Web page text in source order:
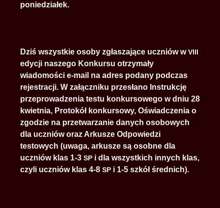
poniedziałek.
Dziś wszystkie osoby zgłaszające uczniów wVIII
edycji naszego Konkursu otrzymały
wiadomości e-mail na adres podany podczas
rejestracji. W załączniku przesłano Instrukcję
przeprowadzenia testu konkursowego w dniu 28
kwietnia, Protokół konkursowy, Oświadczenia o
zgodzie na przetwarzanie danych osobowych
dla uczniów oraz Arkusze Odpowiedzi
testowych (uwaga, arkusze są osobne dla
uczniów klas 1-3 SP i dla wszystkich innych klas,
czyli uczniów klas 4-8 SP i 1-5 szkół średnich).